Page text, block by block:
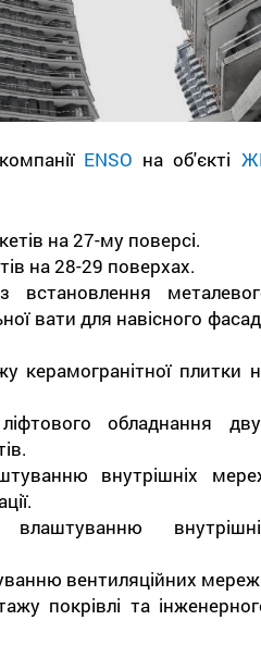
ENSO на об'єкті
на 27-му поверсі.
на 28-29 поверхах.
вати для навісного
керамогранітної плитки
обладнання
внутрішніх
вентиляційних
покрівлі та